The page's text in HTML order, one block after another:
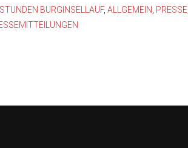
BURGINSELLAUF, ALLGEMEIN PRESSE